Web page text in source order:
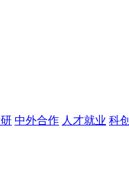
中外合作 人才就业 科创